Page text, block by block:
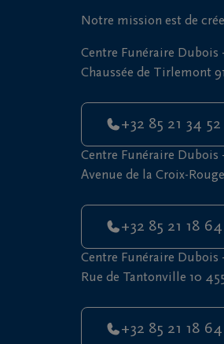
Notre mission est de
Centre Funéraire Dubois
Chaussée de Tirlemont
+32 85 21 34 52
Centre Funéraire Dubois
Avenue de la Croix-
+32 85 21 18 64
Centre Funéraire Dubois
Rue de Tantonville 10
+32 85 21 18 64